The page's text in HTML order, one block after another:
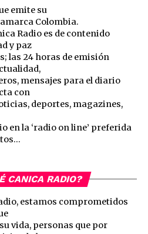
emite su
Colombia.
Radio es de contenido
y paz
las 24 horas de emisión
mensajes para el diario
con
deportes, magazines,
en la ‘radio on line’ preferida
CANICA RADIO?
estamos comprometidos
vida, personas que por